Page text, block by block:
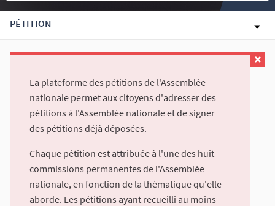
PÉTITION
La plateforme des pétitions de l'Assemblée
nationale permet aux citoyens d'adresser des
pétitions à l'Assemblée nationale et de signer
des pétitions déjà déposées.
Chaque pétition est attribuée à l'une des huit
commissions permanentes de l'Assemblée
nationale, en fonction de la thématique qu'elle
aborde. Les pétitions ayant recueilli au moins